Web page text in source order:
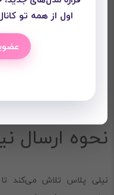
بررسی رنگ‌بندی: اگر به
مطابق با سایر آیتم‌های
: جهت
نحوه ارسال
نیلی پلاس تلاش می‌کند
اول از همه تو